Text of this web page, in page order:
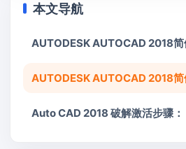
本文导航
AUTODESK AUTOCAD 2018简
AUTODESK AUTOCAD 2018简
Auto CAD 2018 破解激活步骤：